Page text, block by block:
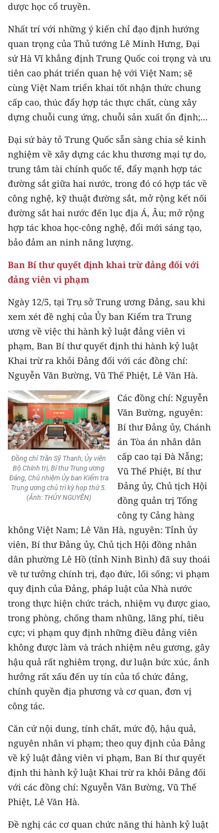
dược học cổ truyền.
Nhất trí với những ý kiến chỉ đạo định hướng
quan trọng của Thủ tướng Lê Minh Hưng, Đại
sứ Hà Vĩ khẳng định Trung Quốc coi trọng và ưu
tiên cao phát triển quan hệ với Việt Nam; sẽ
cùng Việt Nam triển khai tốt nhận thức chung
cấp cao, thúc đẩy hợp tác thực chất, cùng xây
dựng chuỗi cung ứng, chuỗi sản xuất ổn định;...
Đại sứ bày tỏ Trung Quốc sẵn sàng chia sẻ kinh
nghiệm về xây dựng các khu thương mại tự do,
trung tâm tài chính quốc tế, đẩy mạnh hợp tác
đường sắt giữa hai nước, trong đó có hợp tác về
công nghệ, kỹ thuật đường sắt, mở rộng kết nối
đường sắt hai nước đến lục địa Á, Âu; mở rộng
hợp tác khoa học-công nghệ, đổi mới sáng tạo,
bảo đảm an ninh năng lượng.
Ban Bí thư quyết định khai trừ đảng đối với
đảng viên vi phạm
Ngày 12/5, tại Trụ sở Trung ương Đảng, sau khi
xem xét đề nghị của Ủy ban Kiểm tra Trung
ương về việc thi hành kỷ luật đảng viên vi
phạm, Ban Bí thư quyết định thi hành kỷ luật
Khai trừ ra khỏi Đảng đối với các đồng chí:
Nguyễn Văn Bường, Vũ Thế Phiệt, Lê Văn Hà.
Đồng chí Trần Sỹ Thanh, Ủy viên
Bộ Chính trị, Bí thư Trung ương
Đảng, Chủ nhiệm Ủy ban Kiểm tra
Trung ương chủ trì kỳ họp thứ 5.
(Ảnh: THỦY NGUYÊN)
Các đồng chí: Nguyễn
Văn Bường, nguyên:
Bí thư Đảng ủy, Chánh
án Tòa án nhân dân
cấp cao tại Đà Nẵng;
Vũ Thế Phiệt, Bí thư
Đảng ủy, Chủ tịch Hội
đồng quản trị Tổng
công ty Cảng hàng
không Việt Nam; Lê Văn Hà, nguyên: Tỉnh ủy
viên, Bí thư Đảng ủy, Chủ tịch Hội đồng nhân
dân phường Lê Hồ (tỉnh Ninh Bình) đã suy thoái
về tư tưởng chính trị, đạo đức, lối sống; vi phạm
quy định của Đảng, pháp luật của Nhà nước
trong thực hiện chức trách, nhiệm vụ được giao,
trong phòng, chống tham nhũng, lãng phí, tiêu
cực; vi phạm quy định những điều đảng viên
không được làm và trách nhiệm nêu gương, gây
hậu quả rất nghiêm trọng, dư luận bức xúc, ảnh
hưởng rất xấu đến uy tín của tổ chức đảng,
chính quyền địa phương và cơ quan, đơn vị
công tác.
Căn cứ nội dung, tính chất, mức độ, hậu quả,
nguyên nhân vi phạm; theo quy định của Đảng
về kỷ luật đảng viên vi phạm, Ban Bí thư quyết
định thi hành kỷ luật Khai trừ ra khỏi Đảng đối
với các đồng chí: Nguyễn Văn Bường, Vũ Thế
Phiệt, Lê Văn Hà.
Đề nghị các cơ quan chức năng thi hành kỷ luật